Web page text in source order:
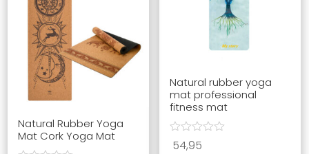
Natural rubber yoga
mat professional
fitness mat
54,95
Natural Rubber Yoga
Mat Cork Yoga Mat